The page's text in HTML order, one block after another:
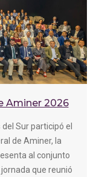
Aminer 2026
Sur participó el
de Aminer, la
al conjunto
que reunió